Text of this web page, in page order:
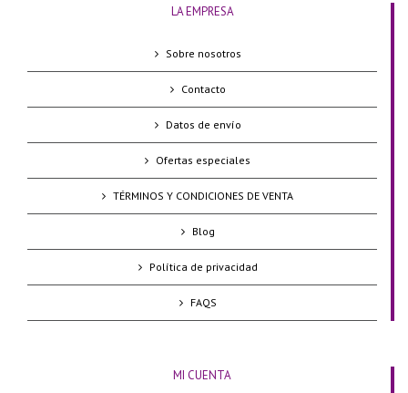
LA EMPRESA
Sobre nosotros
Contacto
Datos de envío
Ofertas especiales
TÉRMINOS Y CONDICIONES DE VENTA
Blog
Política de privacidad
FAQS
MI CUENTA